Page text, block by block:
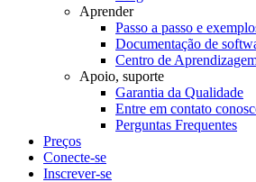
Aprender
Passo a passo e
Documentação de
Centro de
Apoio, suporte
Garantia da Qualidade
Entre em contato
Perguntas Frequentes
Preços
Conecte-se
Inscrever-se